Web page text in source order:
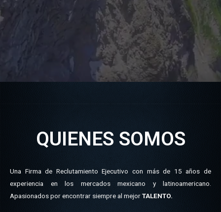
QUIENES SOMOS
Una Firma de Reclutamiento Ejecutivo con más de 15 años de
experiencia en los mercados mexicano y latinoamericano.
Apasionados por encontrar siempre al mejorTALENTO.